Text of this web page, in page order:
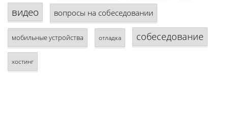
видео вопросы на собеседовании
мобильные устройства отладка собеседование
хостинг